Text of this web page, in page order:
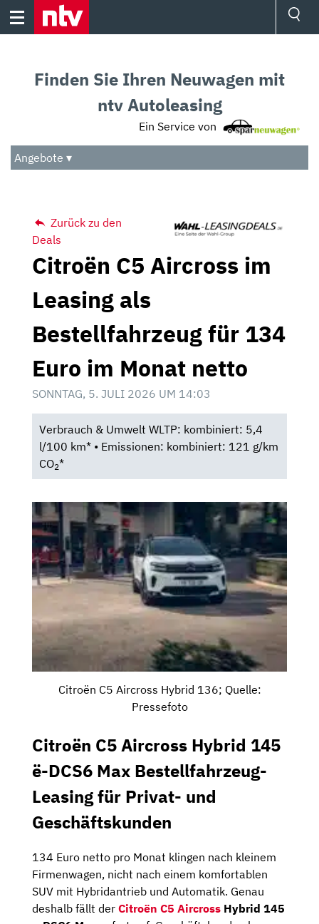
Skip
Audio
Das Beste
Finden Sie Ihren Neuwagen mit
ntv Autoleasing
Ein Service von
Angebote ▾
Zurück zu den
Deals
Citroën C5 Aircross im
Leasing als
Bestellfahrzeug für 134
Euro im Monat netto
SONNTAG, 5. JULI 2026 UM 14:03
Verbrauch & Umwelt WLTP: kombiniert: 5,4
l/100 km* • Emissionen: kombiniert: 121 g/km
CO2*
Citroën C5 Aircross Hybrid 136; Quelle:
Pressefoto
Citroën C5 Aircross Hybrid 145
ë-DCS6 Max Bestellfahrzeug-
Leasing für Privat- und
Geschäftskunden
134 Euro netto pro Monat klingen nach kleinem
Firmenwagen, nicht nach einem komfortablen
SUV mit Hybridantrieb und Automatik. Genau
deshalb fällt der Citroën C5 Aircross Hybrid 145